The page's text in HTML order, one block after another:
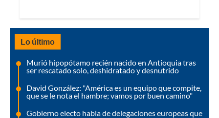
Lo último
Murió hipopótamo recién nacido en Antioquia tras
ser rescatado solo, deshidratado y desnutrido
David González: "América es un equipo que compite,
que se le nota el hambre; vamos por buen camino"
Gobierno electo habla de delegaciones europeas que